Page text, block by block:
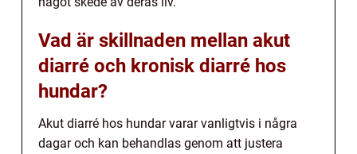
Vad är skillnaden mellan akut
diarré och kronisk diarré hos
hundar?
Akut diarré hos hundar varar vanligtvis i några
dagar och kan behandlas genom att justera